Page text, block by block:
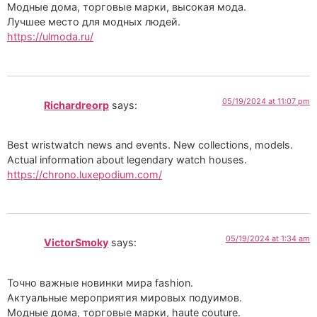
Модные дома, торговые марки, высокая мода.
Лучшее место для модных людей.
https://ulmoda.ru/
Richardreorp says: 05/19/2024 at 11:07 pm
Best wristwatch news and events. New collections, models.
Actual information about legendary watch houses.
https://chrono.luxepodium.com/
VictorSmoky says: 05/19/2024 at 1:34 am
Точно важные новинки мира fashion.
Актуальные мероприятия мировых подуимов.
Модные дома, торговые марки, haute couture.